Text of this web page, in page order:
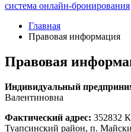
система онлайн-бронирования
Главная
Правовая информация
Правовая
Индивидуальный
Валентиновна
Фактический адрес: 352832
Туапсинский район, п.